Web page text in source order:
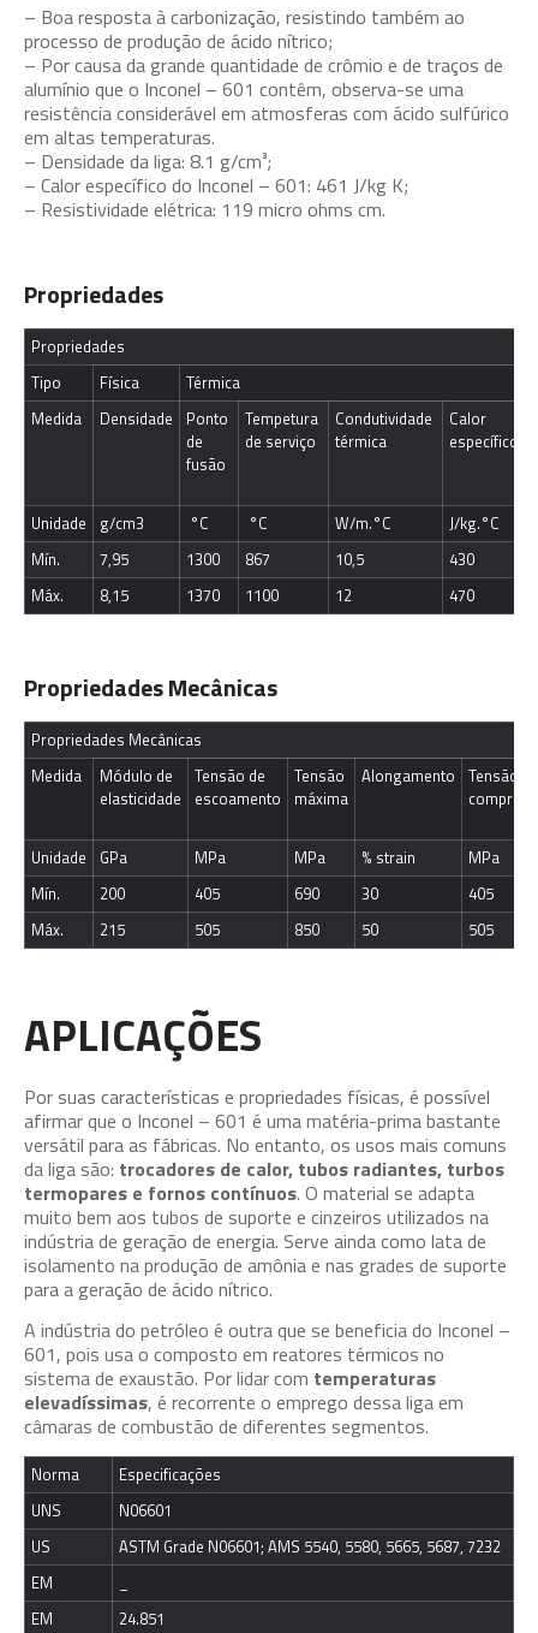
– Boa resposta à carbonização, resistindo também ao
processo de produção de ácido nítrico;
– Por causa da grande quantidade de crômio e de traços de
alumínio que o Inconel – 601 contêm, observa-se uma
resistência considerável em atmosferas com ácido sulfúrico
em altas temperaturas.
– Densidade da liga: 8.1 g/cm³;
– Calor específico do Inconel – 601: 461 J/kg K;
– Resistividade elétrica: 119 micro ohms cm.
Propriedades
Propriedades
Tipo
Física
Térmica
Medida
Densidade
Ponto
de
fusão
Tempetura
de serviço
Condutividade
térmica
Calor
específico
Unidade
g/cm3 °C °C W/m.°C J/kg.°C
Mín.
7,95 1300 867 10,5 430
Máx.
8,15 1370 1100 12 470
Propriedades Mecânicas
Propriedades Mecânicas
Medida
Módulo de
elasticidade
Tensão de
escoamento
Tensão
máxima
Alongamento Tensão
Unidade GPa MPa MPa % strain
MPa
Mín.
200 405 690 30
405
Máx.
215 505 850 50 505
APLICAÇÕES
Por suas características e propriedades físicas, é possível
afirmar que o Inconel – 601 é uma matéria-prima bastante
versátil para as fábricas. No entanto, os usos mais comuns
da liga são: trocadores de calor, tubos radiantes, turbos
termopares e fornos contínuos. O material se adapta
muito bem aos tubos de suporte e cinzeiros utilizados na
indústria de geração de energia. Serve ainda como lata de
isolamento na produção de amônia e nas grades de suporte
para a geração de ácido nítrico.
A indústria do petróleo é outra que se beneficia do Inconel –
601, pois usa o composto em reatores térmicos no
sistema de exaustão. Por lidar com temperaturas
elevadíssimas, é recorrente o emprego dessa liga em
câmaras de combustão de diferentes segmentos.
Norma
Especificações
UNS
N06601
US
ASTM Grade N06601; AMS 5540, 5580, 5665, 5687, 7232
EM
EM
24.851